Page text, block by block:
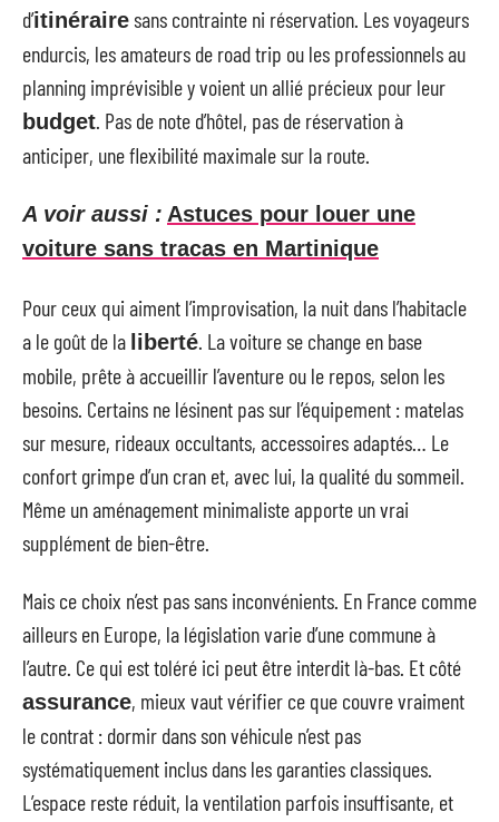
d’itinérairesans contrainte ni réservation. Les voyageurs
endurcis, les amateurs de road trip ou les professionnels au
planning imprévisible y voient un allié précieux pour leur
budget . Pas de note d’hôtel, pas de réservation à
anticiper, une flexibilité maximale sur la route.
A voir aussi : Astuces pour louer une
voiture sans tracas en Martinique
Pour ceux qui aiment l’improvisation, la nuit dans l’habitacle
a le goût de la liberté . La voiture se change en base
mobile, prête à accueillir l’aventure ou le repos, selon les
besoins. Certains ne lésinent pas sur l’équipement : matelas
sur mesure, rideaux occultants, accessoires adaptés… Le
confort grimpe d’un cran et, avec lui, la qualité du sommeil.
Même un aménagement minimaliste apporte un vrai
supplément de bien-être.
Mais ce choix n’est pas sans inconvénients. En France comme
ailleurs en Europe, la législation varie d’une commune à
l’autre. Ce qui est toléré ici peut être interdit là-bas. Et côté
assurance, mieux vaut vérifier ce que couvre vraiment
le contrat : dormir dans son véhicule n’est pas
systématiquement inclus dans les garanties classiques.
L’espace reste réduit, la ventilation parfois insuffisante, et